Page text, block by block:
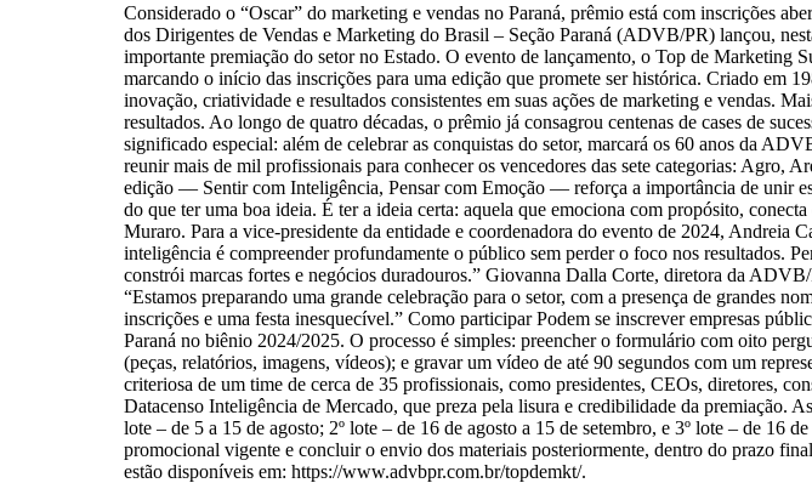
Considerado o “Oscar” do marketing e vendas no Paraná, prêmio está com inscrições
dos Dirigentes de Vendas e Marketing do Brasil – Seção Paraná (ADVB/PR) lançou,
importante premiação do setor no Estado. O evento de lançamento, o Top de Marketing
marcando o início das inscrições para uma edição que promete ser histórica. Criado em
inovação, criatividade e resultados consistentes em suas ações de marketing e vendas.
resultados. Ao longo de quatro décadas, o prêmio já consagrou centenas de cases de
significado especial: além de celebrar as conquistas do setor, marcará os 60 anos da
reunir mais de mil profissionais para conhecer os vencedores das sete categorias: Agro,
edição — Sentir com Inteligência, Pensar com Emoção — reforça a importância de unir
do que ter uma boa ideia. É ter a ideia certa: aquela que emociona com propósito,
Muraro. Para a vice-presidente da entidade e coordenadora do evento de 2024, Andreia
inteligência é compreender profundamente o público sem perder o foco nos resultados.
constrói marcas fortes e negócios duradouros.” Giovanna Dalla Corte, diretora da
“Estamos preparando uma grande celebração para o setor, com a presença de grandes
inscrições e uma festa inesquecível.” Como participar Podem se inscrever empresas
Paraná no biênio 2024/2025. O processo é simples: preencher o formulário com oito
(peças, relatórios, imagens, vídeos); e gravar um vídeo de até 90 segundos com um
criteriosa de um time de cerca de 35 profissionais, como presidentes, CEOs, diretores,
Datacenso Inteligência de Mercado, que preza pela lisura e credibilidade da premiação.
lote – de 5 a 15 de agosto; 2º lote – de 16 de agosto a 15 de setembro, e 3º lote – de
promocional vigente e concluir o envio dos materiais posteriormente, dentro do prazo
estão disponíveis em: https://www.advbpr.com.br/topdemkt/.